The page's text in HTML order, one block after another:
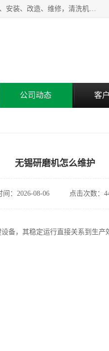
无锡泰源机器制造有限公司经营范围包括起重设备、光整机械、石油机械、化工机械的制造、加工、安装、改造、维修，清洗机、环保设备的制造、加工，磨料、磨液及辅料的销售等；主要产品有：各种抛丸机、光饰机、研磨机、抛光机、砂带机等，多型号、全天候服务保障，有需求者请咨询热线电话或在线客服。
公司动态 客
无锡研磨机怎么维护
间：2026-08-06 点击次数：
备，其稳定运行直接关系到生产